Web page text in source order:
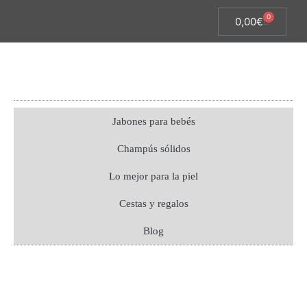
0,00€ 0
Jabones para bebés
Champús sólidos
Lo mejor para la piel
Cestas y regalos
Blog